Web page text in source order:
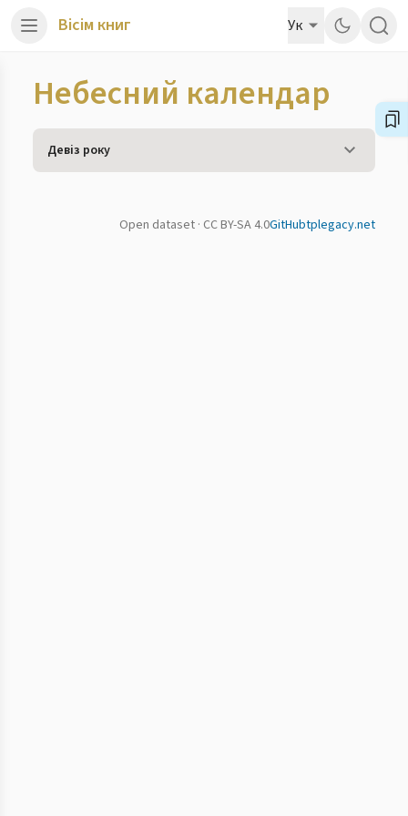
Вісім книг Ук
Небесний календар
Девіз року
Open dataset · CC BY-SA 4.0GitHubtplegacy.net